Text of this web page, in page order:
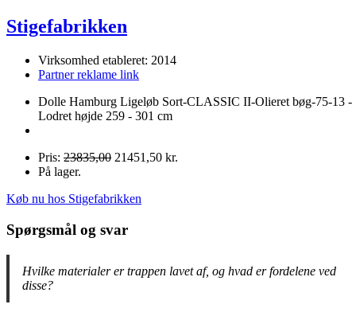
Stigefabrikken
Virksomhed etableret: 2014
Partner reklame link
Dolle Hamburg Ligeløb Sort-CLASSIC II-Olieret bøg-75-13 -
Lodret højde 259 - 301 cm
Pris: 23835,00 21451,50 kr.
På lager.
Køb nu hos Stigefabrikken
Spørgsmål og svar
Hvilke materialer er trappen lavet af, og hvad er fordelene ved
disse?